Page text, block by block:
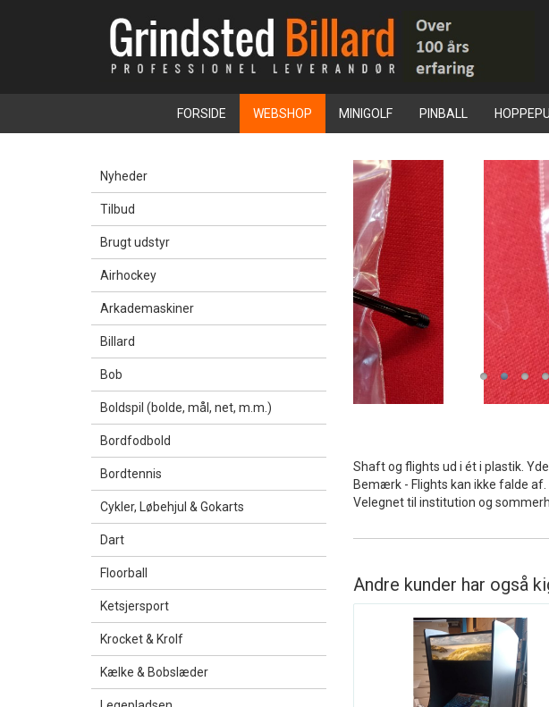
FORSIDE WEBSHOP MINIGOLF PINBALL
Nyheder
Tilbud
Brugt udstyr
Airhockey
Arkademaskiner
Billard
Bob
Boldspil (bolde, mål, net, m.m.)
Bordfodbold
Bordtennis
Cykler, Løbehjul & Gokarts
Dart
Floorball
Ketsjersport
Krocket & Krolf
Kælke & Bobslæder
Shaft og flights ud i ét i plastik.
Bemærk - Flights kan ikke falde af.
Velegnet til institution og
Andre kunder har også